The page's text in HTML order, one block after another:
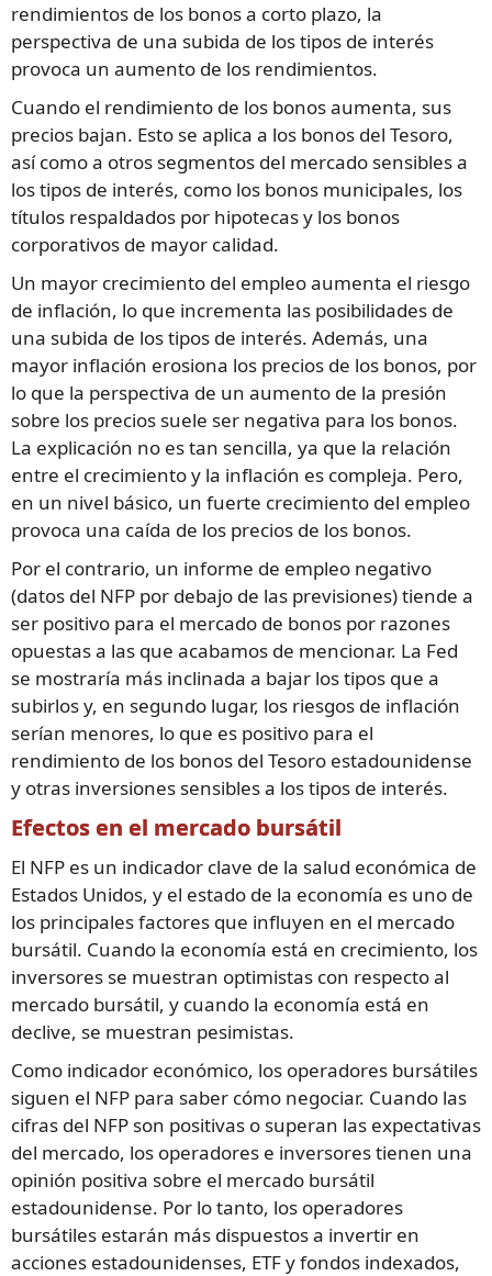
rendimientos de los bonos a corto plazo, la
perspectiva de una subida de los tipos de interés
provoca un aumento de los rendimientos.
Cuando el rendimiento de los bonos aumenta, sus
precios bajan. Esto se aplica a los bonos del Tesoro,
así como a otros segmentos del mercado sensibles a
los tipos de interés, como los bonos municipales, los
títulos respaldados por hipotecas y los bonos
corporativos de mayor calidad.
Un mayor crecimiento del empleo aumenta el riesgo
de inflación, lo que incrementa las posibilidades de
una subida de los tipos de interés. Además, una
mayor inflación erosiona los precios de los bonos, por
lo que la perspectiva de un aumento de la presión
sobre los precios suele ser negativa para los bonos.
La explicación no es tan sencilla, ya que la relación
entre el crecimiento y la inflación es compleja. Pero,
en un nivel básico, un fuerte crecimiento del empleo
provoca una caída de los precios de los bonos.
Por el contrario, un informe de empleo negativo
(datos del NFP por debajo de las previsiones) tiende a
ser positivo para el mercado de bonos por razones
opuestas a las que acabamos de mencionar. La Fed
se mostraría más inclinada a bajar los tipos que a
subirlos y, en segundo lugar, los riesgos de inflación
serían menores, lo que es positivo para el
rendimiento de los bonos del Tesoro estadounidense
y otras inversiones sensibles a los tipos de interés.
Efectos en el mercado bursátil
El NFP es un indicador clave de la salud económica de
Estados Unidos, y el estado de la economía es uno de
los principales factores que influyen en el mercado
bursátil. Cuando la economía está en crecimiento, los
inversores se muestran optimistas con respecto al
mercado bursátil, y cuando la economía está en
declive, se muestran pesimistas.
Como indicador económico, los operadores bursátiles
siguen el NFP para saber cómo negociar. Cuando las
cifras del NFP son positivas o superan las expectativas
del mercado, los operadores e inversores tienen una
opinión positiva sobre el mercado bursátil
estadounidense. Por lo tanto, los operadores
bursátiles estarán más dispuestos a invertir en
acciones estadounidenses, ETF y fondos indexados,